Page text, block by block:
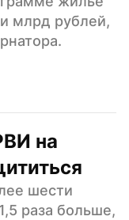
млрд рублей,
на
шести
раза больше,